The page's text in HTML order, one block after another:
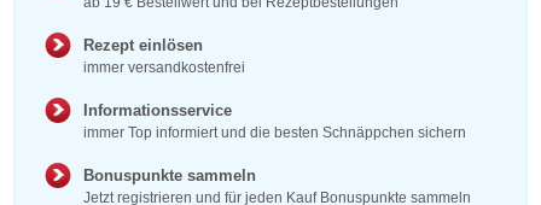
Rezept einlösen
immer versandkostenfrei
Informationsservice
immer Top informiert und die besten Schnäppchen sichern
Bonuspunkte sammeln
Jetzt registrieren und für jeden Kauf Bonuspunkte sammeln